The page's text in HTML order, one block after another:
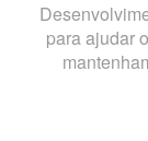
para ajudar